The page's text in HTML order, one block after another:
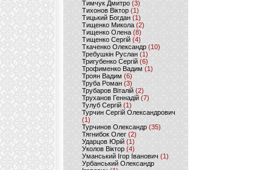
Тимчук Дмитро (3)
Тихонов Віктор (1)
Тицький Богдан (1)
Тищенко Микола (2)
Тищенко Олена (8)
Тищенко Сергій (4)
Ткаченко Олександр (10)
Требушкін Руслан (1)
Тригубенко Сергій(6)
Трофименко Вадим (1)
Троян Вадим (6)
Труба Роман(3)
Трубаров Віталій (2)
Труханов Геннадій (7)
Тулуб Сергій(1)
Турчин Сергій Олександрович
(1)
Турчинов Олександр(35)
Тягнибок Олег (2)
Ударцов Юрій (1)
Уколов Віктор(4)
Уманський Ігор Іванович(1)
Урбанський Олександр